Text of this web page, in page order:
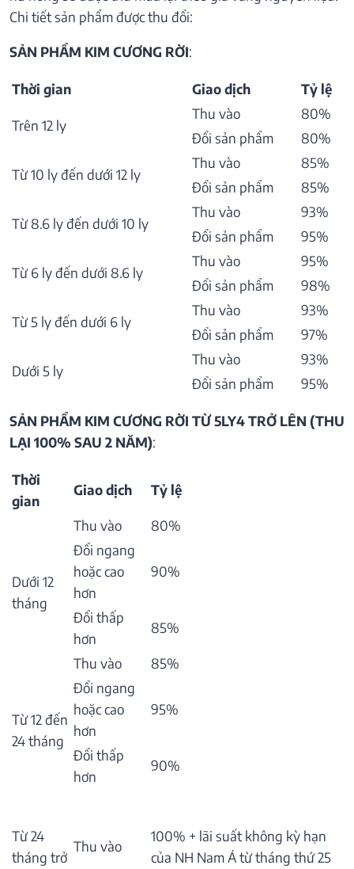
Chi tiết sản phẩm được thu đổi:
SẢN PHẨM KIM CƯƠNG RỜI:
Thời gian Giao dịch Tỷ lệ
Trên 12 ly
Thu vào
80%
Đổi sản phẩm
80%
Từ 10 ly đến dưới 12 ly
Thu vào
85%
Đổi sản phẩm
85%
Từ 8.6 ly đến dưới 10 ly
Thu vào
93%
Đổi sản phẩm
95%
Từ 6 ly đến dưới 8.6 ly
Thu vào
95%
Đổi sản phẩm
98%
Từ 5 ly đến dưới 6 ly
Thu vào
93%
Đổi sản phẩm
97%
Dưới 5 ly
Thu vào
93%
Đổi sản phẩm
95%
SẢN PHẨM KIM CƯƠNG RỜI TỪ 5LY4 TRỞ LÊN (THU
LẠI 100% SAU 2 NĂM):
Thời
gian
Giao dịch Tỷ lệ
Dưới 12
tháng
Thu vào
80%
Đổi ngang
hoặc cao
hơn
90%
Đổi thấp
hơn
85%
Từ 12 đến
24 tháng
Thu vào
85%
Đổi ngang
hoặc cao
hơn
95%
Đổi thấp
hơn
90%
Từ 24
tháng trở
Thu vào
100% + lãi suất không kỳ hạn
của NH Nam Á từ tháng thứ 25